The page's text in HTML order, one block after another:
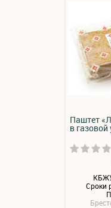
Паштет
в газовой
Сроки